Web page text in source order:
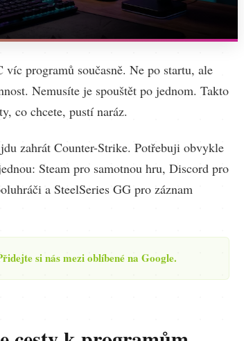
víc programů současně. Ne po startu, ale
Nemusíte je spouštět po jednom. Takto
co chcete, pustí naráz.
zahrát Counter-Strike. Potřebuji obvykle
Steam pro samotnou hru, Discord pro
a SteelSeries GG pro záznam
si nás mezi oblíbené na Google.